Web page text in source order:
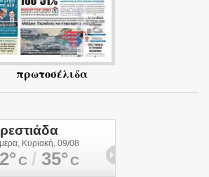
πρωτοσέλιδα